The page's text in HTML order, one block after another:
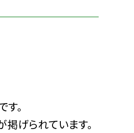
。
げられています。